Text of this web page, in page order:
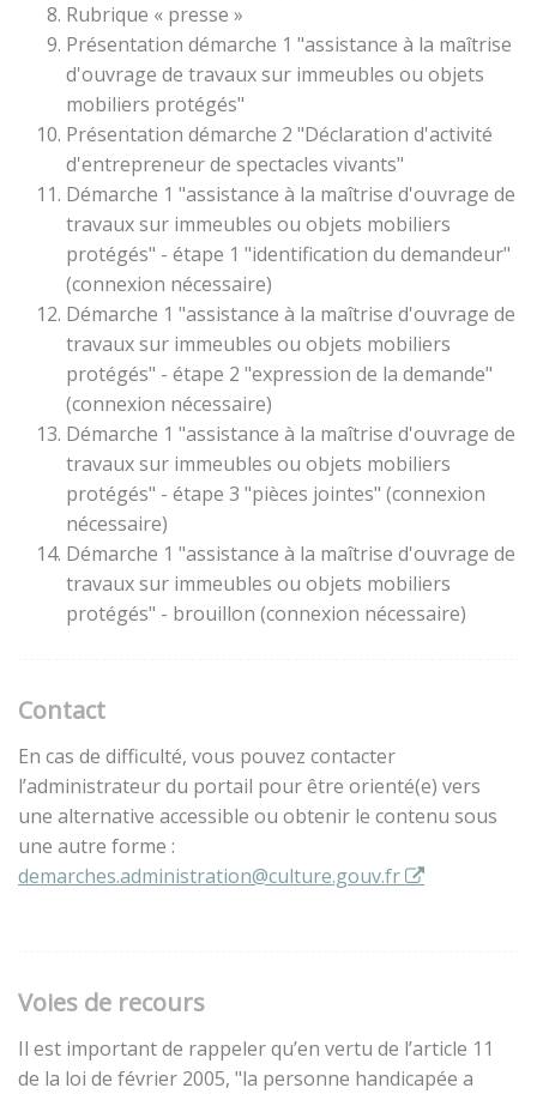
Rubrique « presse »
Présentation démarche 1 "assistance à la maîtrise
d'ouvrage de travaux sur immeubles ou objets
mobiliers protégés"
Présentation démarche 2 "Déclaration d'activité
d'entrepreneur de spectacles vivants"
Démarche 1 "assistance à la maîtrise d'ouvrage de
travaux sur immeubles ou objets mobiliers
protégés" - étape 1 "identification du demandeur"
(connexion nécessaire)
Démarche 1 "assistance à la maîtrise d'ouvrage de
travaux sur immeubles ou objets mobiliers
protégés" - étape 2 "expression de la demande"
(connexion nécessaire)
Démarche 1 "assistance à la maîtrise d'ouvrage de
travaux sur immeubles ou objets mobiliers
protégés" - étape 3 "pièces jointes" (connexion
nécessaire)
Démarche 1 "assistance à la maîtrise d'ouvrage de
travaux sur immeubles ou objets mobiliers
protégés" - brouillon (connexion nécessaire)
Contact
En cas de difficulté, vous pouvez contacter
l’administrateur du portail pour être orienté(e) vers
une alternative accessible ou obtenir le contenu sous
une autre forme :
demarches.administration@culture.gouv.fr
Voies de recours
Il est important de rappeler qu’en vertu de l’article 11
de la loi de février 2005, "la personne handicapée a